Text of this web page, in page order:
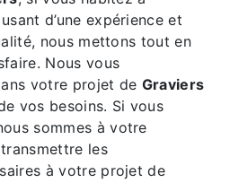
d’une expérience et
nous mettons tout en
Nous vous
votre projet de Graviers
vos besoins. Si vous
sommes à votre
les
à votre projet de